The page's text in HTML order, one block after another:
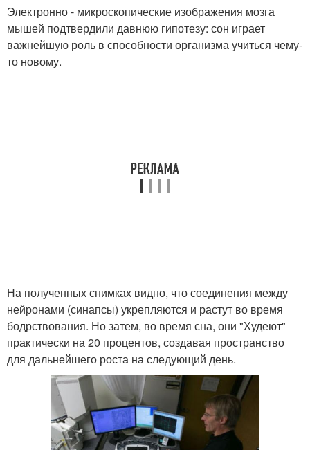
Электронно - микроскопические изображения мозга
мышей подтвердили давнюю гипотезу: сон играет
важнейшую роль в способности организма учиться чему-
то новому.
На полученных снимках видно, что соединения между
нейронами (синапсы) укрепляются и растут во время
бодрствования. Но затем, во время сна, они "Худеют"
практически на 20 процентов, создавая пространство
для дальнейшего роста на следующий день.